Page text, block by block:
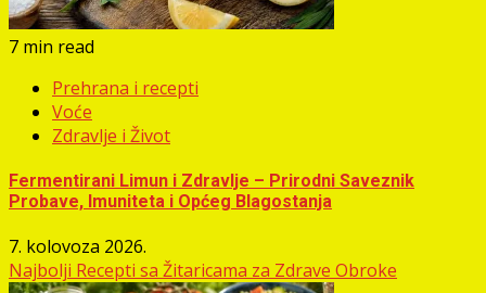
7 min read
Prehrana i recepti
Voće
Zdravlje i Život
Fermentirani Limun i Zdravlje – Prirodni Saveznik
Probave, Imuniteta i Općeg Blagostanja
7. kolovoza 2026.
Najbolji Recepti sa Žitaricama za Zdrave Obroke